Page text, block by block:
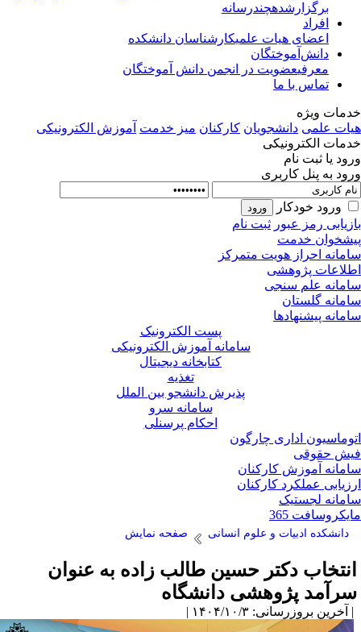
برگزارشدهچندرسانه
افراد
اعضای هیات علمیکارشناسان دانشکده
دانش‌آموختگان
معرفیعضویت در انجمن دانش آموختگان
تماس با ما
ویژه
علمی دانشجویان کارکنان میز خدمت آموزش الکترونیکی
الکترونیکی
یا ثبت نام
به پنل کاربری
ورود خودکار
رمز عبور ثبت نام
خدمت
احراز هویت متمرکز
پژوهشی
علم سنجی
گلستان
پیشنهادها
پست الکترونیک
سامانه آموزش الکترونیکی
کتابخانه دیجیتال
تغذیه
پذیرش دانشجو بین الملل
سامانه سرو
احکام پرسنلی
اداری چارگون
حقوقی
آموزش کارکنان
عملکرد کارکنان
لجستیک
365
دانشکده ادبیات و علوم انسانی صفحه نمایش
دکتر حسین طالب زاده به عنوان
پژوهشی دانشگاه
بروزرسانی: ۱۴۰۴/۱۰/۳ |